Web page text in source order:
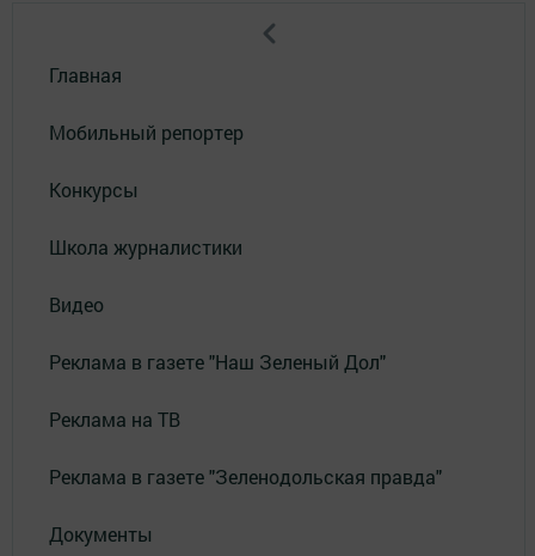
Главная
Мобильный репортер
Конкурсы
Школа журналистики
Видео
Реклама в газете "Наш Зеленый Дол"
Реклама на ТВ
Реклама в газете "Зеленодольская правда"
Документы